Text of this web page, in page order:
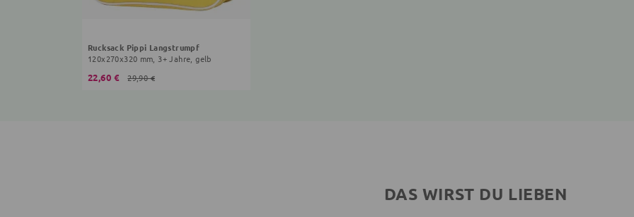
Rucksack Pippi Langstrumpf
120x270x320 mm, 3+ Jahre, gelb
22,60 € 29,90 €
DAS WIRST DU LIEBEN